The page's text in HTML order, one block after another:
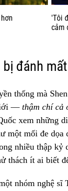
'Tôi
cảm
đánh mất
thống mà
—thậm chí cả
xem những
một mối đe
nhiều thập kỷ
thách ít ai biết
nhóm nghệ sĩ